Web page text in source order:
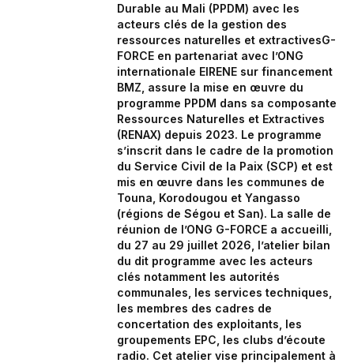
Durable au Mali (PPDM) avec les
acteurs clés de la gestion des
ressources naturelles et extractivesG-
FORCE en partenariat avec l’ONG
internationale EIRENE sur financement
BMZ, assure la mise en œuvre du
programme PPDM dans sa composante
Ressources Naturelles et Extractives
(RENAX) depuis 2023. Le programme
s’inscrit dans le cadre de la promotion
du Service Civil de la Paix (SCP) et est
mis en œuvre dans les communes de
Touna, Korodougou et Yangasso
(régions de Ségou et San). La salle de
réunion de l’ONG G-FORCE a accueilli,
du 27 au 29 juillet 2026, l’atelier bilan
du dit programme avec les acteurs
clés notamment les autorités
communales, les services techniques,
les membres des cadres de
concertation des exploitants, les
groupements EPC, les clubs d’écoute
radio. Cet atelier vise principalement à